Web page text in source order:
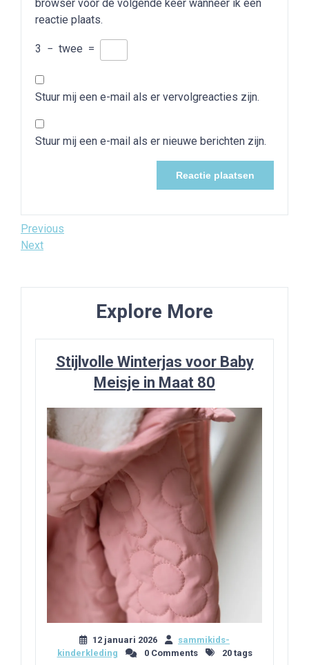
browser voor de volgende keer wanneer ik een
reactie plaats.
3 − twee =
Stuur mij een e-mail als er vervolgreacties zijn.
Stuur mij een e-mail als er nieuwe berichten zijn.
Bericht
navigatie
Previous
Post
Previous
Next
Next
Explore More
Stijlvolle Winterjas voor Baby
Meisje in Maat 80
12 januari 2026
sammikids-
kinderkleding
0 Comments 20 tags